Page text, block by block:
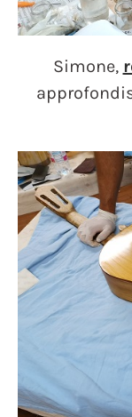
Simone,